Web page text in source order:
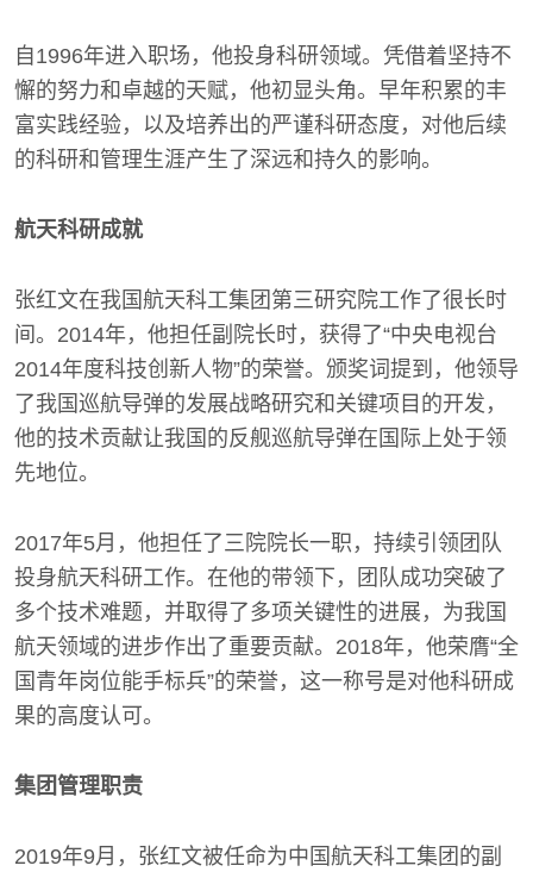
自1996年进入职场，他投身科研领域。凭借着坚持不
懈的努力和卓越的天赋，他初显头角。早年积累的丰
富实践经验，以及培养出的严谨科研态度，对他后续
的科研和管理生涯产生了深远和持久的影响。
航天科研成就
张红文在我国航天科工集团第三研究院工作了很长时
间。2014年，他担任副院长时，获得了“中央电视台
2014年度科技创新人物”的荣誉。颁奖词提到，他领导
了我国巡航导弹的发展战略研究和关键项目的开发，
他的技术贡献让我国的反舰巡航导弹在国际上处于领
先地位。
2017年5月，他担任了三院院长一职，持续引领团队
投身航天科研工作。在他的带领下，团队成功突破了
多个技术难题，并取得了多项关键性的进展，为我国
航天领域的进步作出了重要贡献。2018年，他荣膺“全
国青年岗位能手标兵”的荣誉，这一称号是对他科研成
果的高度认可。
集团管理职责
2019年9月，张红文被任命为中国航天科工集团的副